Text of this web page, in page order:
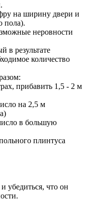
на ширину двери и
пола).
неровности
в результате
количество
прибавить 1,5 - 2 м
на 2,5 м
в большую
плинтуса
убедиться, что он